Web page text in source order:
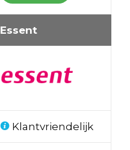
Essent
Klantvriendelijk